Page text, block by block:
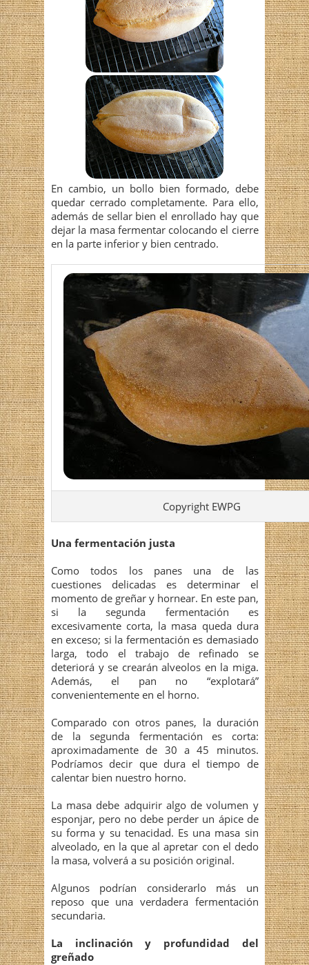
En cambio, un bollo bien formado, debe
quedar cerrado completamente. Para ello,
además de sellar bien el enrollado hay que
dejar la masa fermentar colocando el cierre
en la parte inferior y bien centrado.
Copyright EWPG
Una fermentación justa
Como todos los panes una de las
cuestiones delicadas es determinar el
momento de greñar y hornear. En este pan,
si la segunda fermentación es
excesivamente corta, la masa queda dura
en exceso; si la fermentación es demasiado
larga, todo el trabajo de refinado se
deteriorá y se crearán alveolos en la miga.
Además, el pan no “explotará”
convenientemente en el horno.
Comparado con otros panes, la duración
de la segunda fermentación es corta:
aproximadamente de 30 a 45 minutos.
Podríamos decir que dura el tiempo de
calentar bien nuestro horno.
La masa debe adquirir algo de volumen y
esponjar, pero no debe perder un ápice de
su forma y su tenacidad. Es una masa sin
alveolado, en la que al apretar con el dedo
la masa, volverá a su posición original.
Algunos podrían considerarlo más un
reposo que una verdadera fermentación
secundaria.
La inclinación y profundidad del
greñado